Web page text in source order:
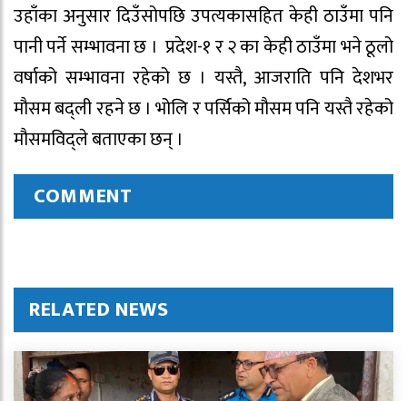
उहाँका अनुसार दिउँसोपछि उपत्यकासहित केही ठाउँमा पनि
पानी पर्ने सम्भावना छ । प्रदेश-१ र २ का केही ठाउँमा भने ठूलो
वर्षाको सम्भावना रहेको छ । यस्तै, आजराति पनि देशभर
मौसम बद्ली रहने छ । भोलि र पर्सिको मौसम पनि यस्तै रहेको
मौसमविद्ले बताएका छन् ।
COMMENT
RELATED NEWS